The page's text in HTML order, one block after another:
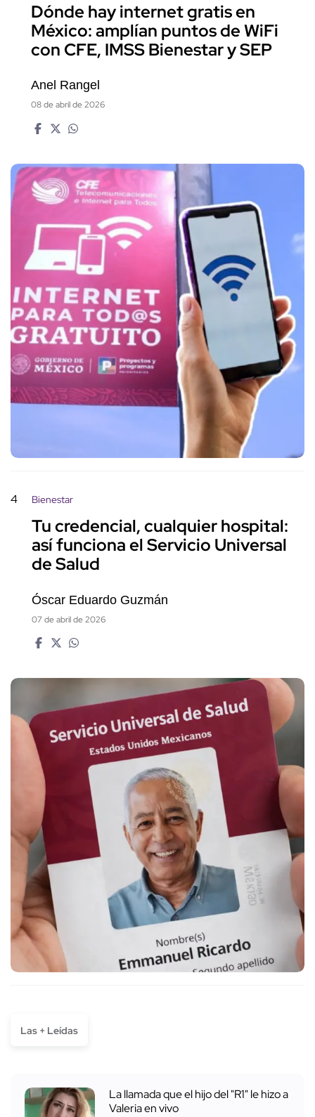
Dónde hay internet gratis en
México: amplían puntos de WiFi
con CFE, IMSS Bienestar y SEP
Anel Rangel
08 de abril de 2026
4 Bienestar
Tu credencial, cualquier hospital:
así funciona el Servicio Universal
de Salud
Óscar Eduardo Guzmán
07 de abril de 2026
Las + Leídas
La llamada que el hijo del "R1" le hizo a
Valeria en vivo